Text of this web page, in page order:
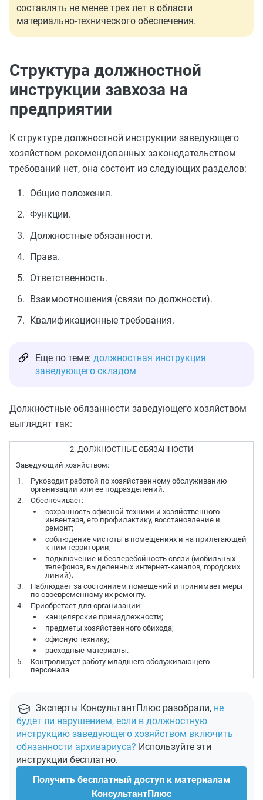
составлять не менее трех лет в области
материально-технического обеспечения.
Структура должностной
инструкции завхоза на
предприятии
К структуре должностной инструкции заведующего
хозяйством рекомендованных законодательством
требований нет, она состоит из следующих разделов:
Общие положения.
Функции.
Должностные обязанности.
Права.
Ответственность.
Взаимоотношения (связи по должности).
Квалификационные требования.
Еще по теме: должностная инструкция
заведующего складом
Должностные обязанности заведующего хозяйством
выглядят так:
2. ДОЛЖНОСТНЫЕ ОБЯЗАННОСТИ
Заведующий хозяйством:
Руководит работой по хозяйственному обслуживанию
организации или ее подразделений.
Обеспечивает:
сохранность офисной техники и хозяйственного
инвентаря, его профилактику, восстановление и
ремонт;
соблюдение чистоты в помещениях и на прилегающей
к ним территории;
подключение и бесперебойность связи (мобильных
телефонов, выделенных интернет-каналов, городских
линий).
Наблюдает за состоянием помещений и принимает меры
по своевременному их ремонту.
Приобретает для организации:
канцелярские принадлежности;
предметы хозяйственного обихода;
офисную технику;
расходные материалы.
Контролирует работу младшего обслуживающего
персонала.
Эксперты КонсультантПлюс разобрали, не
будет ли нарушением, если в должностную
инструкцию заведующего хозяйством включить
обязанности архивариуса? Используйте эти
инструкции бесплатно.
Получить бесплатный доступ к материалам
КонсультантПлюс